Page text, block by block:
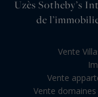
Uzès Sotheby’s
de
Vente
Vente
Vente